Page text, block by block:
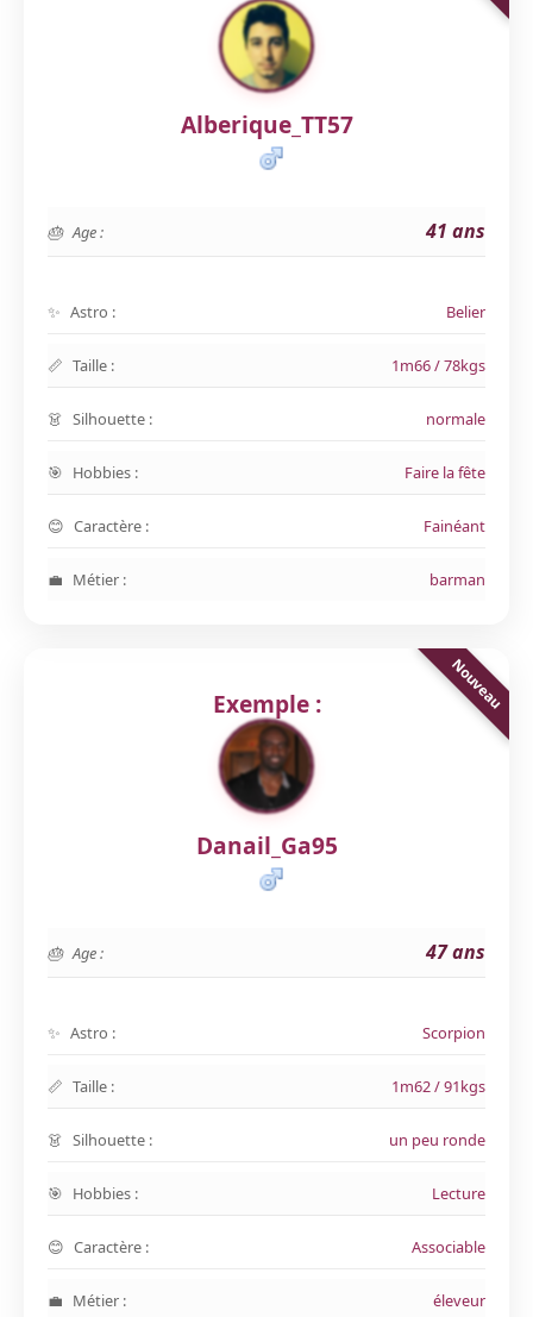
Alberique_TT57
Age : 41 ans
Astro : Belier
Taille : 1m66 / 78kgs
Silhouette : normale
Hobbies : Faire la fête
Caractère : Fainéant
Métier : barman
Exemple :
Danail_Ga95
Age : 47 ans
Astro : Scorpion
Taille : 1m62 / 91kgs
Silhouette : un peu ronde
Hobbies : Lecture
Caractère : Associable
Métier : éleveur